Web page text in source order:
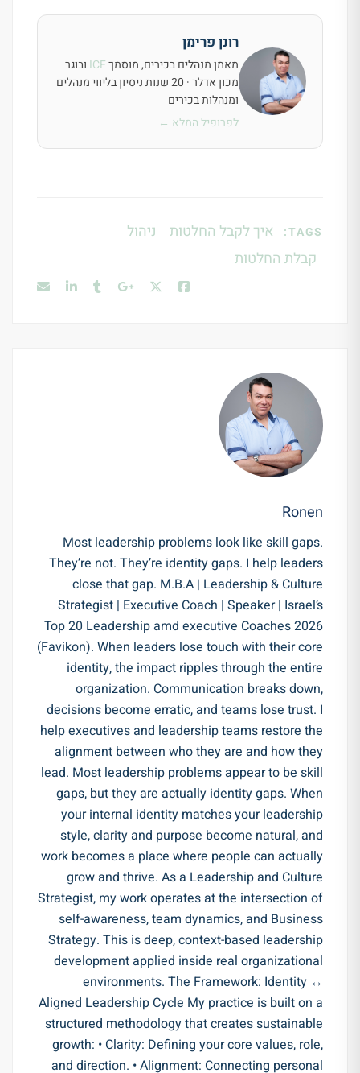
רונן פרימן
מאמן מנהלים בכירים, מוסמךICF ובוגר
מכון אדלר · 20 שנות ניסיון בליווי מנהלים
ומנהלות בכירים
לפרופיל המלא ←
TAGS: איך לקבל החלטות
ניהול
קבלת החלטות
Ronen
Most leadership problems look like skill gaps.
They’re not. They’re identity gaps. I help leaders
close that gap. M.B.A | Leadership & Culture
Strategist | Executive Coach | Speaker | Israel’s
Top 20 Leadership amd executive Coaches 2026
(Favikon). When leaders lose touch with their core
identity, the impact ripples through the entire
organization. Communication breaks down,
decisions become erratic, and teams lose trust. I
help executives and leadership teams restore the
alignment between who they are and how they
lead. Most leadership problems appear to be skill
gaps, but they are actually identity gaps. When
your internal identity matches your leadership
style, clarity and purpose become natural, and
work becomes a place where people can actually
grow and thrive. As a Leadership and Culture
Strategist, my work operates at the intersection of
self-awareness, team dynamics, and Business
Strategy. This is deep, context-based leadership
development applied inside real organizational
environments. The Framework: Identity ↔
Aligned Leadership Cycle My practice is built on a
structured methodology that creates sustainable
growth: • Clarity: Defining your core values, role,
and direction. • Alignment: Connecting personal